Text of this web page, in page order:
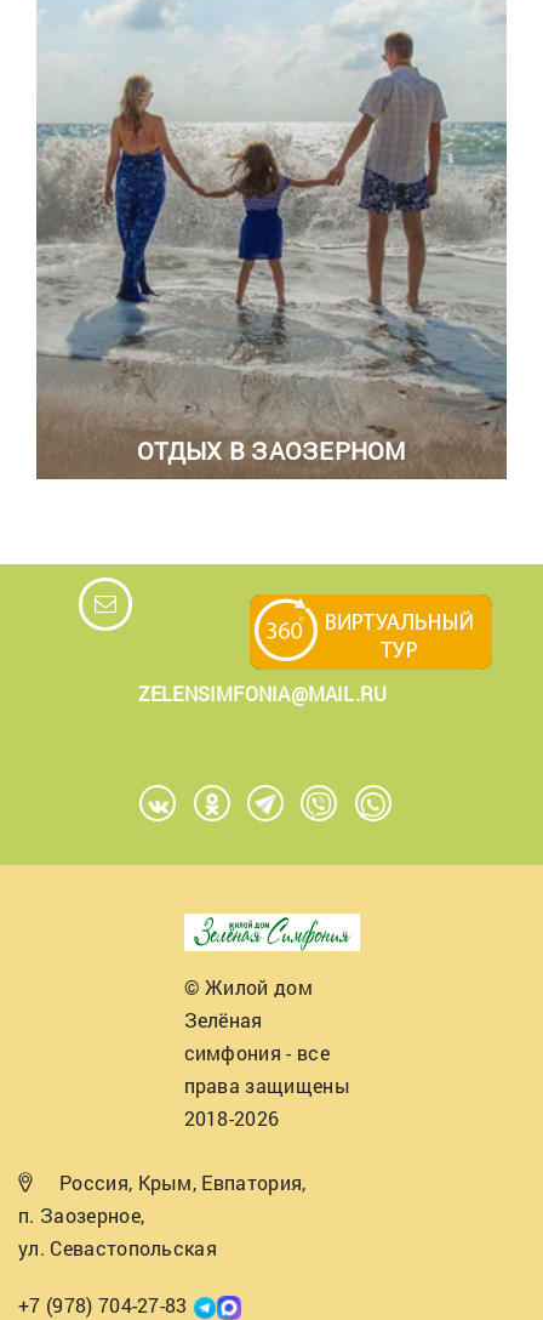
ОТДЫХ В ЗАОЗЕРНОМ
ZELENSIMFONIA@MAIL.RU
© Жилой дом
Зелёная
симфония - все
права защищены
2018-2026
Россия, Крым, Евпатория,
п. Заозерное,
ул. Севастопольская
+7 (978) 704-27-83